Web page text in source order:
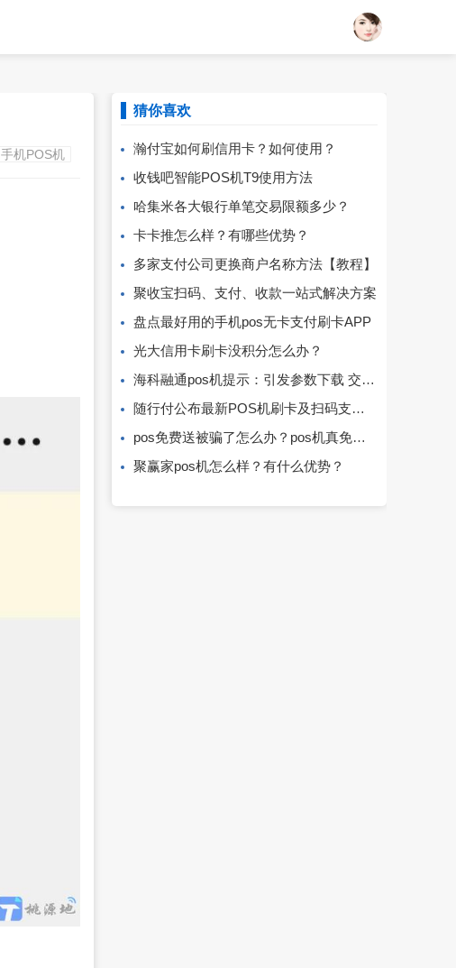
手机POS机
猜你喜欢
瀚付宝如何刷信用卡？如何使用？
收钱吧智能POS机T9使用方法
哈集米各大银行单笔交易限额多少？
卡卡推怎么样？有哪些优势？
多家支付公司更换商户名称方法【教程】
聚收宝扫码、支付、收款一站式解决方案
盘点最好用的手机pos无卡支付刷卡APP
光大信用卡刷卡没积分怎么办？
海科融通pos机提示：引发参数下载 交易失败,按[取消]退出
随行付公布最新POS机刷卡及扫码支付费率！
pos免费送被骗了怎么办？pos机真免费吗？
聚赢家pos机怎么样？有什么优势？